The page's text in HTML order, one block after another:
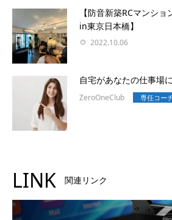
【防音新築RCマンシ
in東京日本橋】
2022.10.06
自宅があなたの仕事場
ZeroOneClub 専任コー
LINK 関連リンク